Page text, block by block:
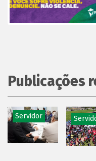
Previous
Publicações
Servidor